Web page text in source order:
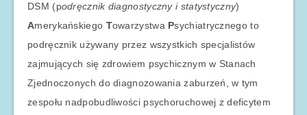
DSM (podręcznik diagnostyczny i statystyczny)
Amerykańskiego Towarzystwa Psychiatrycznego to
podręcznik używany przez wszystkich specjalistów
zajmujących się zdrowiem psychicznym w Stanach
Zjednoczonych do diagnozowania zaburzeń, w tym
zespołu nadpobudliwości psychoruchowej z deficytem